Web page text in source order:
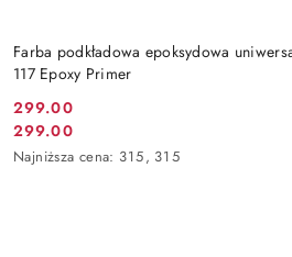
Farba podkładowa epoksydowa
117 Epoxy Primer
Cena
promocyjna:
299.00
Cena
promocyjna:
299.00
Najniższa
Najniższa cena: 315, 315